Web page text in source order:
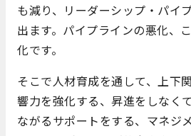
も減り、リーダーシップ・パイ
出ます。パイプラインの悪化、
化です。
そこで人材育成を通して、上下
響力を強化する、昇進をしなく
ながるサポートをする、マネジ